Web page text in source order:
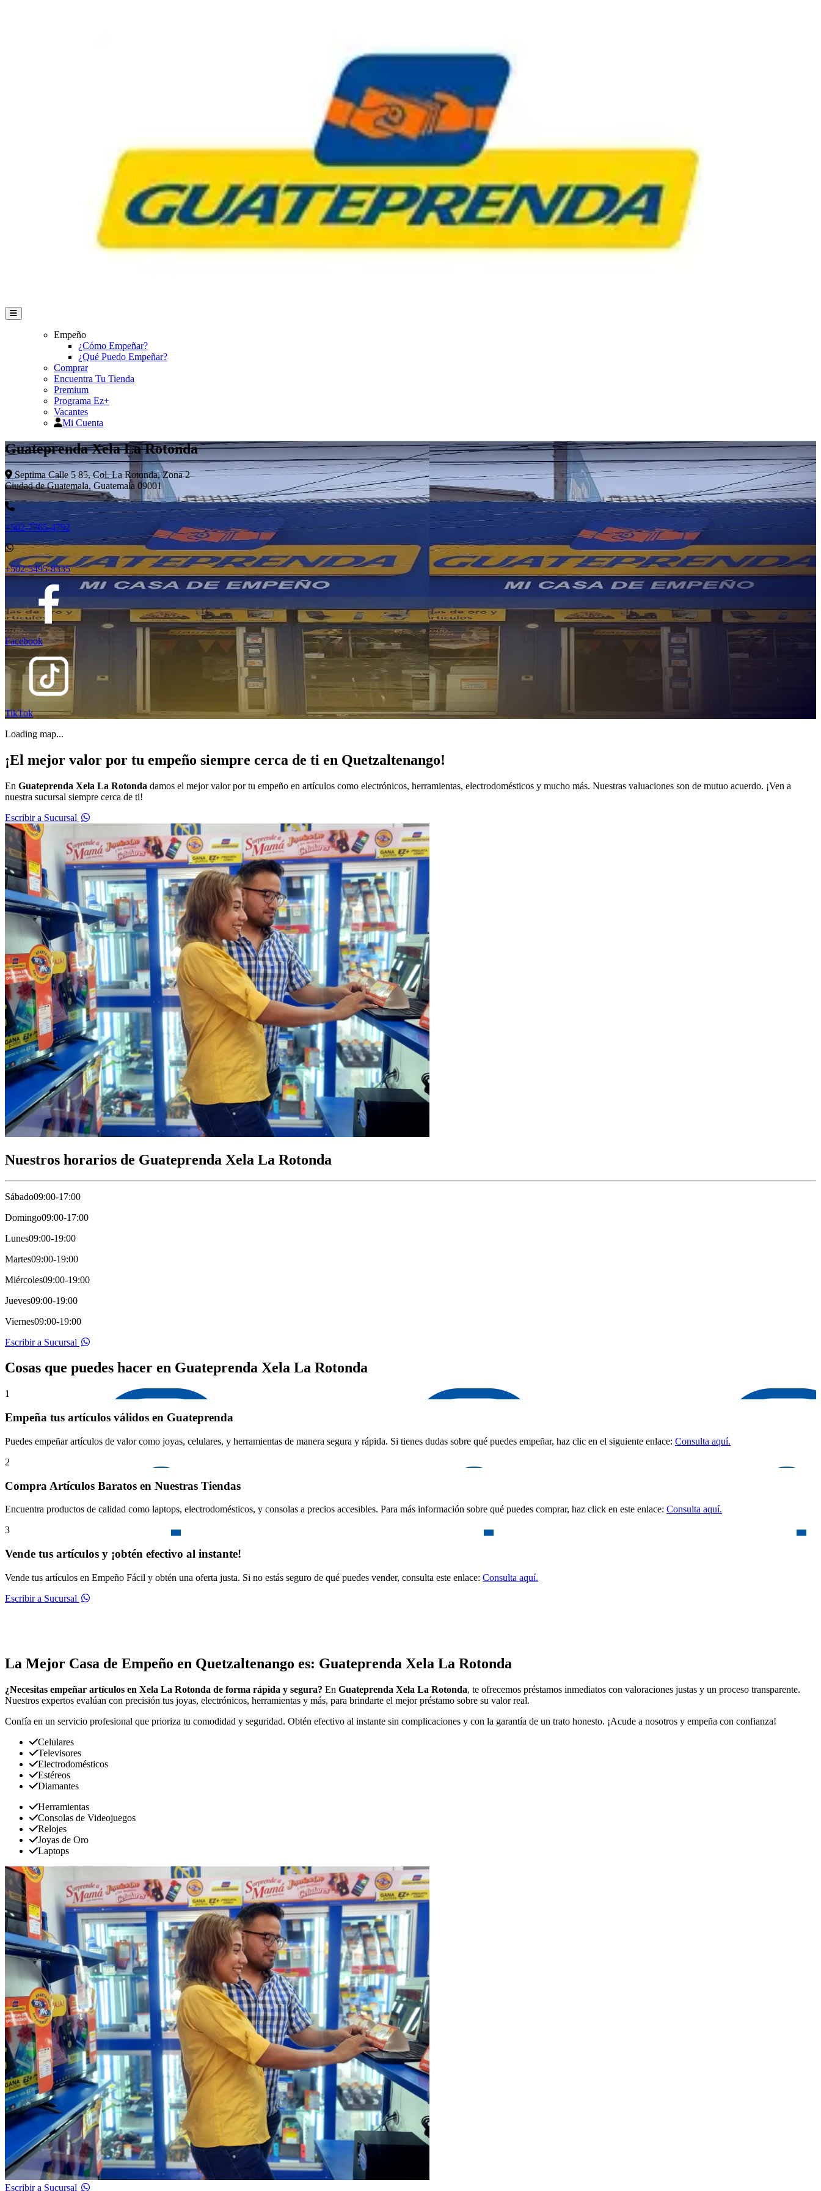
Empeño
¿Cómo Empeñar?
¿Qué Puedo Empeñar?
Comprar
Encuentra Tu Tienda
Premium
Programa Ez+
Vacantes
Mi Cuenta
Guateprenda Xela La Rotonda
Septima Calle 5 85, Col. La Rotonda, Zona 2
Ciudad de Guatemala, Guatemala 09001
+502-7765-4792
+502-5495-8335
Facebook
TikTok
Loading map...
¡El mejor valor por tu empeño siempre cerca de ti en Quetzaltenango!
En Guateprenda Xela La Rotonda damos el mejor valor por tu empeño en artículos como electrónicos, herramientas, electrodomésticos y mucho más. Nuestras valuaciones son de mutuo acuerdo. ¡Ven a
nuestra sucursal siempre cerca de ti!
Escribir a Sucursal
Nuestros horarios de Guateprenda Xela La Rotonda
Sábado09:00-17:00
Domingo09:00-17:00
Lunes09:00-19:00
Martes09:00-19:00
Miércoles09:00-19:00
Jueves09:00-19:00
Viernes09:00-19:00
Escribir a Sucursal
Cosas que puedes hacer en Guateprenda Xela La Rotonda
1
Empeña tus artículos válidos en Guateprenda
Puedes empeñar artículos de valor como joyas, celulares, y herramientas de manera segura y rápida. Si tienes dudas sobre qué puedes empeñar, haz clic en el siguiente enlace: Consulta aquí.
2
Compra Artículos Baratos en Nuestras Tiendas
Encuentra productos de calidad como laptops, electrodomésticos, y consolas a precios accesibles. Para más información sobre qué puedes comprar, haz click en este enlace: Consulta aquí.
3
Vende tus artículos y ¡obtén efectivo al instante!
Vende tus artículos en Empeño Fácil y obtén una oferta justa. Si no estás seguro de qué puedes vender, consulta este enlace: Consulta aquí.
Escribir a Sucursal
La Mejor Casa de Empeño en Quetzaltenango es: Guateprenda Xela La Rotonda
¿Necesitas empeñar artículos en Xela La Rotonda de forma rápida y segura? En Guateprenda Xela La Rotonda, te ofrecemos préstamos inmediatos con valoraciones justas y un proceso transparente.
Nuestros expertos evalúan con precisión tus joyas, electrónicos, herramientas y más, para brindarte el mejor préstamo sobre su valor real.
Confía en un servicio profesional que prioriza tu comodidad y seguridad. Obtén efectivo al instante sin complicaciones y con la garantía de un trato honesto. ¡Acude a nosotros y empeña con confianza!
Celulares
Televisores
Electrodomésticos
Estéreos
Diamantes
Herramientas
Consolas de Videojuegos
Relojes
Joyas de Oro
Laptops
Escribir a Sucursal